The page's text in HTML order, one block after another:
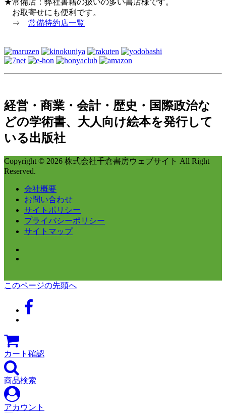
★常備店：弊社書籍の扱いの多い書店様です。
お取寄せにも便利です。
⇒ 常備特約店一覧
経営・商業・会計・歴史・国際政治な
どの学術書、大人向け絵本を発行して
いる出版社
Copyright © 2026 株式会社千倉書房ウェブサイト All Right
Reserved.
会社概要
お問い合わせ
サイトポリシー
プライバシーポリシー
サイトマップ
このページの先頭へ
カート確認
商品検索
アカウント